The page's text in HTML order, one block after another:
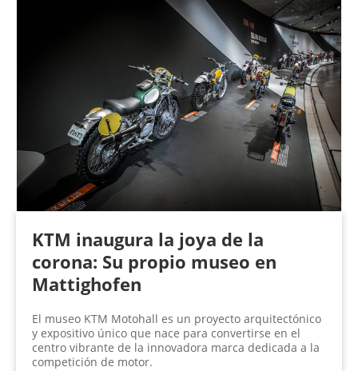
KTM inaugura la joya de la
corona: Su propio museo en
Mattighofen
El museo KTM Motohall es un proyecto arquitectónico
y expositivo único que nace para convertirse en el
centro vibrante de la innovadora marca dedicada a la
competición de motor.